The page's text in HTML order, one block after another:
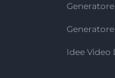
Idee Video